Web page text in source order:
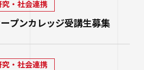
究・社会連携
プンカレッジ受講生募集
究・社会連携